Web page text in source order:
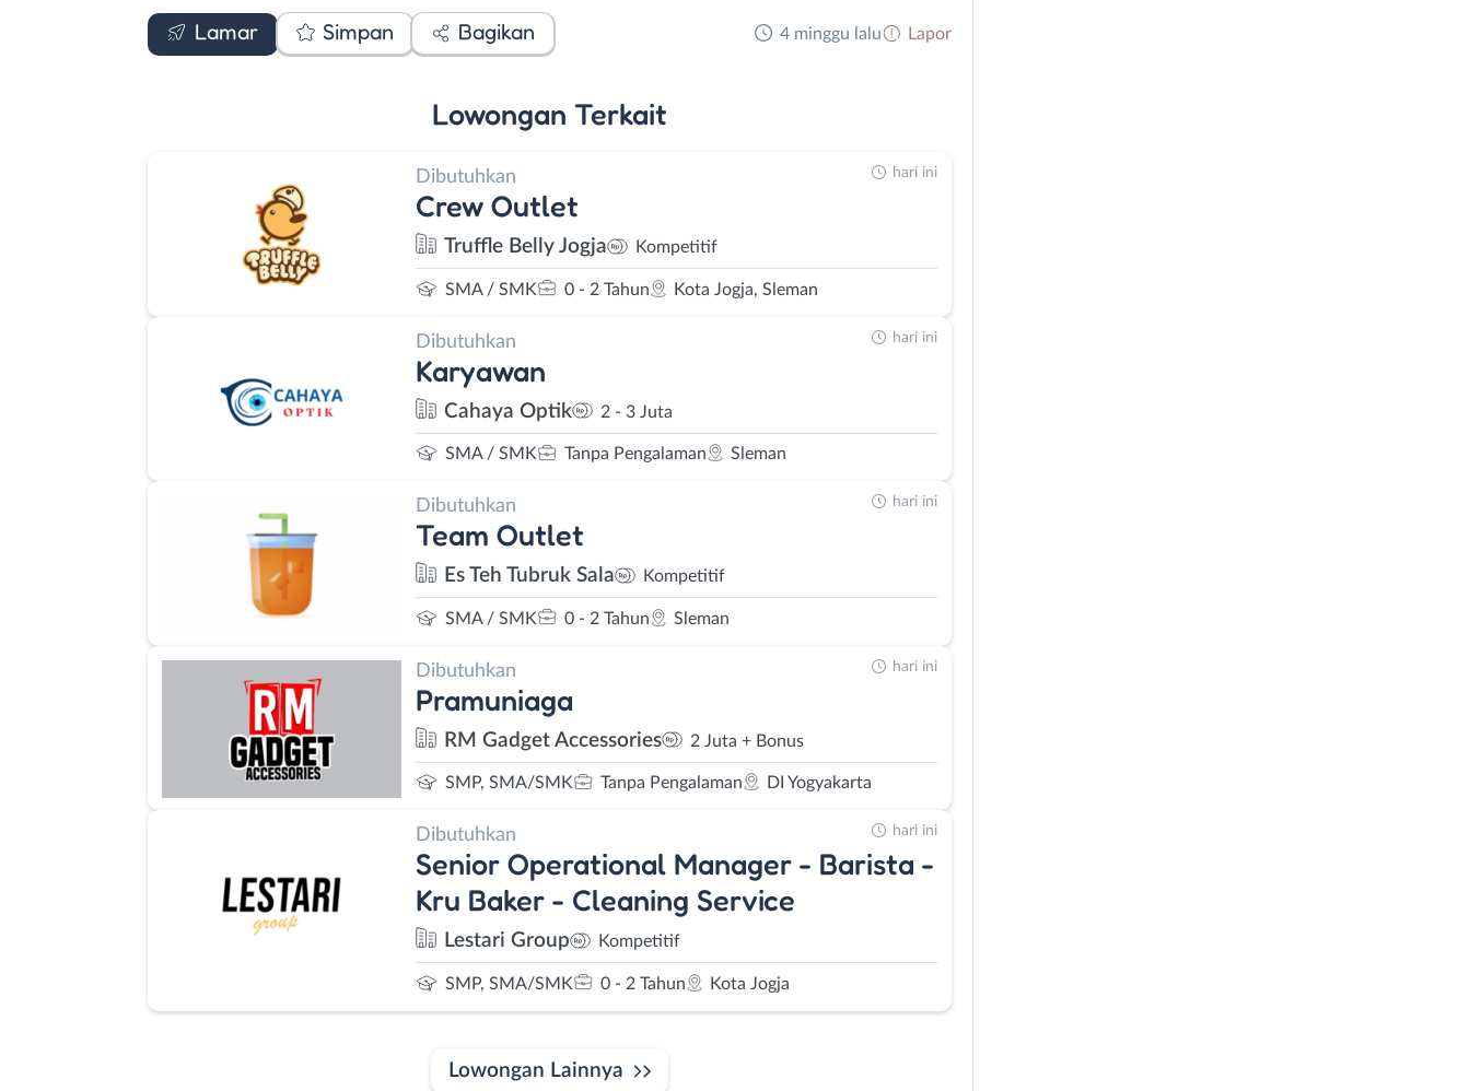
Lamar Simpan Bagikan 4 minggu lalu Lapor
Lowongan Terkait
Dibutuhkan
Crew Outlet
Truffle Belly Jogja Kompetitif
SMA / SMK 0 - 2 Tahun Kota Jogja, Sleman
hari ini
Dibutuhkan
Karyawan
Cahaya Optik 2 - 3 Juta
SMA / SMK Tanpa Pengalaman Sleman
hari ini
Dibutuhkan
Team Outlet
Es Teh Tubruk Sala Kompetitif
SMA / SMK 0 - 2 Tahun Sleman
hari ini
Dibutuhkan
Pramuniaga
RM Gadget Accessories 2 Juta + Bonus
SMP, SMA/SMK Tanpa Pengalaman DI Yogyakarta
hari ini
Dibutuhkan
Senior Operational Manager - Barista -
Kru Baker - Cleaning Service
Lestari Group Kompetitif
SMP, SMA/SMK 0 - 2 Tahun Kota Jogja
hari ini
Lowongan Lainnya